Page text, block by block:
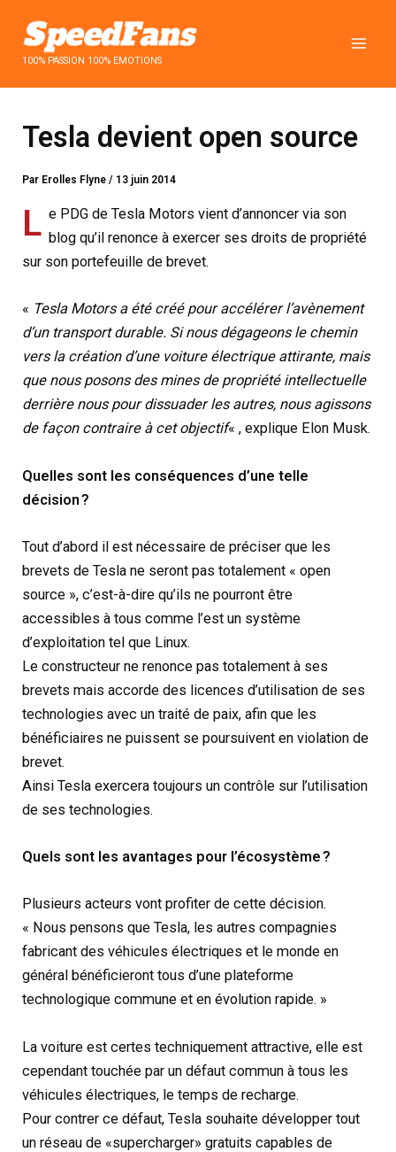
contenu100% PASSION 100% EMOTIONS
Tesla devient open source
Par Erolles Flyne/ 13 juin 2014
L e PDG de Tesla Motors vient d’annoncer via son
blog qu’il renonce à exercer ses droits de propriété
sur son portefeuille de brevet.
« Tesla Motors a été créé pour accélérer l’avènement
d’un transport durable. Si nous dégageons le chemin
vers la création d’une voiture électrique attirante, mais
que nous posons des mines de propriété intellectuelle
derrière nous pour dissuader les autres, nous agissons
de façon contraire à cet objectif« , explique Elon Musk.
Quelles sont les conséquences d’une telle
décision ?
Tout d’abord il est nécessaire de préciser que les
brevets de Tesla ne seront pas totalement « open
source », c’est-à-dire qu’ils ne pourront être
accessibles à tous comme l’est un système
d’exploitation tel que Linux.
Le constructeur ne renonce pas totalement à ses
brevets mais accorde des licences d’utilisation de ses
technologies avec un traité de paix, afin que les
bénéficiaires ne puissent se poursuivent en violation de
brevet.
Ainsi Tesla exercera toujours un contrôle sur l’utilisation
de ses technologies.
Quels sont les avantages pour l’écosystème ?
Plusieurs acteurs vont profiter de cette décision.
« Nous pensons que Tesla, les autres compagnies
fabricant des véhicules électriques et le monde en
général bénéficieront tous d’une plateforme
technologique commune et en évolution rapide. »
La voiture est certes techniquement attractive, elle est
cependant touchée par un défaut commun à tous les
véhicules électriques, le temps de recharge.
Pour contrer ce défaut, Tesla souhaite développer tout
un réseau de «supercharger» gratuits capables de